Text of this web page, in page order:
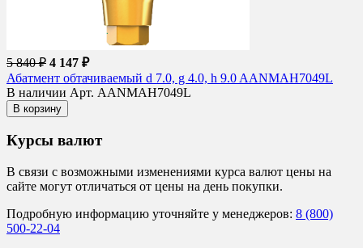
5 840 ₽ 4 147 ₽
Абатмент обтачиваемый d 7.0, g 4.0, h 9.0 AANMAH7049L
В наличии Арт. AANMAH7049L
В корзину
Курсы валют
В связи с возможными изменениями курса валют цены на
сайте могут отличаться от цены на день покупки.
Подробную информацию уточняйте у менеджеров: 8 (800)
500-22-04